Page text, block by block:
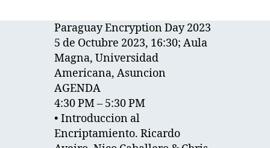
Paraguay Encryption Day 2023
5 de Octubre 2023, 16:30; Aula
Magna, Universidad
Americana, Asuncion
AGENDA
4:30 PM – 5:30 PM
• Introduccion al
Encriptamiento. Ricardo